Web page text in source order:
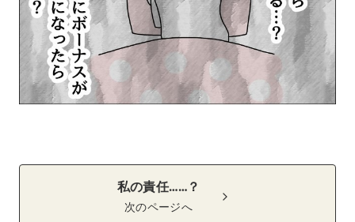
私の責任……？
次のページへ